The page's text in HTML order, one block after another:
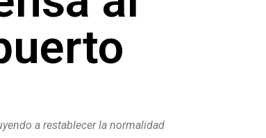
a restablecer la normalidad